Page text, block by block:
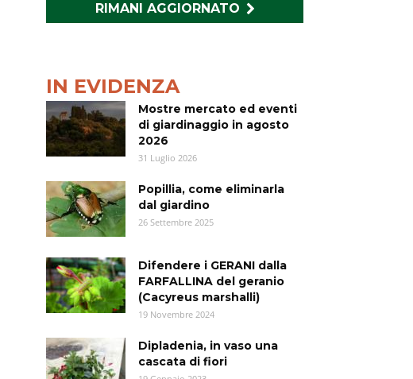
RIMANI AGGIORNATO
IN EVIDENZA
Mostre mercato ed eventi
di giardinaggio in agosto
2026
31 Luglio 2026
Popillia, come eliminarla
dal giardino
26 Settembre 2025
Difendere i GERANI dalla
FARFALLINA del geranio
(Cacyreus marshalli)
19 Novembre 2024
Dipladenia, in vaso una
cascata di fiori